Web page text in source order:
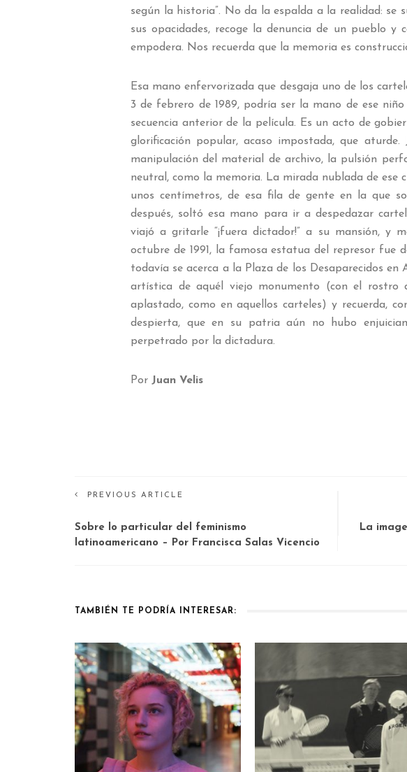
según la historia”. No da la espalda a la realidad: se
sus opacidades, recoge la denuncia de un pueblo y
empodera. Nos recuerda que la memoria es
Esa mano enfervorizada que desgaja uno de los
3 de febrero de 1989, podría ser la mano de ese
secuencia anterior de la película. Es un acto de
glorificación popular, acaso impostada, que aturde.
manipulación del material de archivo, la pulsión
neutral, como la memoria. La mirada nublada de ese
unos centímetros, de esa fila de gente en la que
después, soltó esa mano para ir a despedazar
viajó a gritarle “¡fuera dictador!” a su mansión, y
octubre de 1991, la famosa estatua del represor fue
todavía se acerca a la Plaza de los Desaparecidos en
artística de aquél viejo monumento (con el rostro
aplastado, como en aquellos carteles) y recuerda,
despierta, que en su patria aún no hubo
perpetrado por la dictadura.
Por Juan Velis
PREVIOUS ARTICLE
Sobre lo particular del feminismo
latinoamericano – Por Francisca Salas Vicencio
La
TAMBIÉN TE PODRÍA INTERESAR: